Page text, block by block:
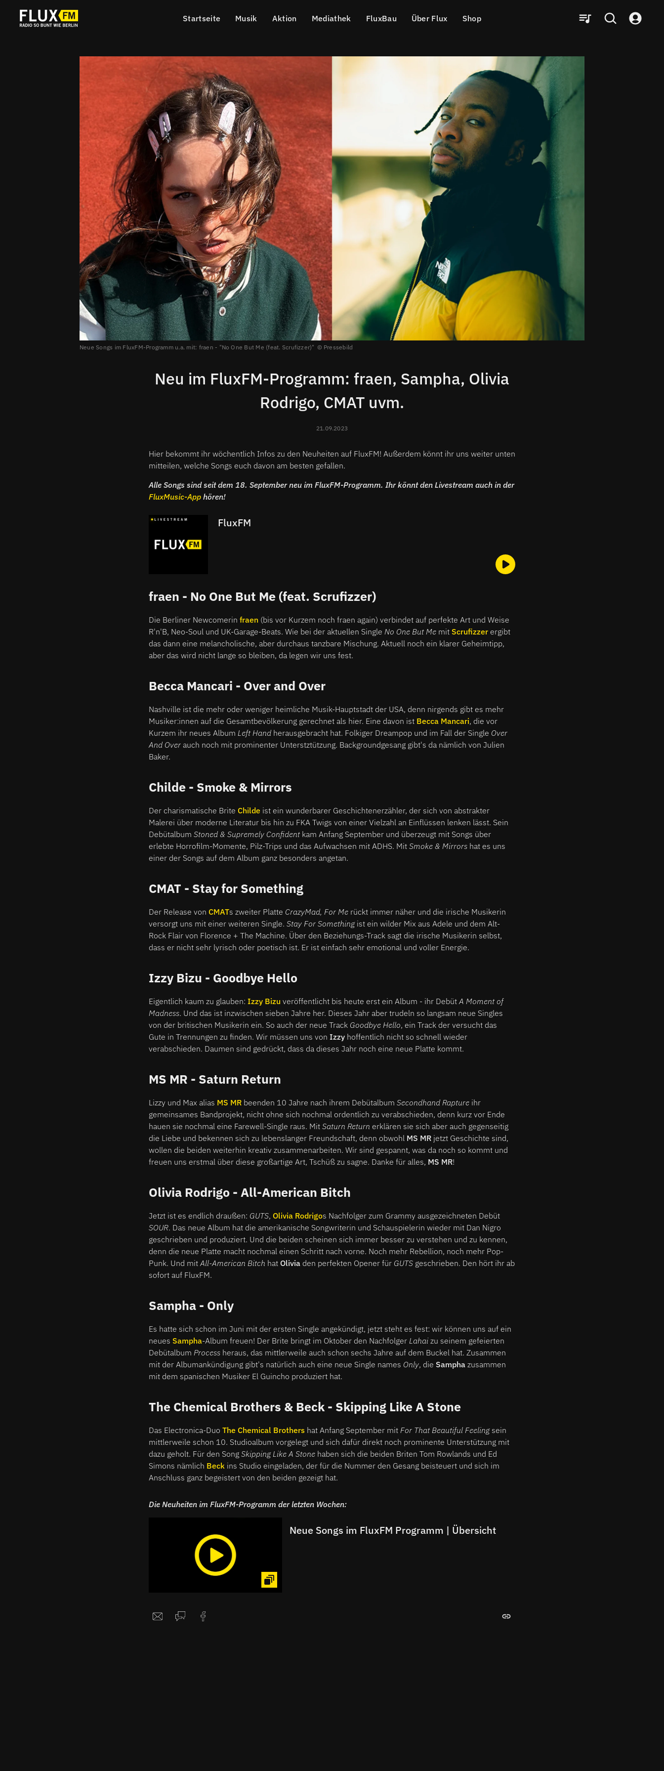
Startseite Musik Aktion Mediathek FluxBau Über Flux Shop
Neue Songs im FluxFM-Programm u.a. mit: fraen - "No One But Me (feat. Scrufizzer)" Pressebild
Neu im FluxFM-Programm: fraen, Sampha, Olivia
Rodrigo, CMAT uvm.
21.09.2023
Hier bekommt ihr wöchentlich Infos zu den Neuheiten auf FluxFM! Außerdem könnt ihr uns weiter unten
mitteilen, welche Songs euch davon am besten gefallen.
Alle Songs sind seit dem 18. September neu im FluxFM-Programm. Ihr könnt den Livestream auch in der
FluxMusic-App hören!
FluxFM
fraen - No One But Me (feat. Scrufizzer)
Die Berliner Newcomerin fraen (bis vor Kurzem noch fraen again) verbindet auf perfekte Art und Weise
R'n'B, Neo-Soul und UK-Garage-Beats. Wie bei der aktuellen Single No One But Me mit Scrufizzer ergibt
das dann eine melancholische, aber durchaus tanzbare Mischung. Aktuell noch ein klarer Geheimtipp,
aber das wird nicht lange so bleiben, da legen wir uns fest.
Becca Mancari - Over and Over
Nashville ist die mehr oder weniger heimliche Musik-Hauptstadt der USA, denn nirgends gibt es mehr
Musiker:innen auf die Gesamtbevölkerung gerechnet als hier. Eine davon ist Becca Mancari, die vor
Kurzem ihr neues Album Left Hand herausgebracht hat. Folkiger Dreampop und im Fall der Single Over
And Over auch noch mit prominenter Unterstztützung. Backgroundgesang gibt's da nämlich von Julien
Baker.
Childe - Smoke & Mirrors
Der charismatische Brite Childe ist ein wunderbarer Geschichtenerzähler, der sich von abstrakter
Malerei über moderne Literatur bis hin zu FKA Twigs von einer Vielzahl an Einflüssen lenken lässt. Sein
Debütalbum Stoned & Supremely Confidentkam Anfang September und überzeugt mit Songs über
erlebte Horrofilm-Momente, Pilz-Trips und das Aufwachsen mit ADHS. Mit Smoke & Mirrors hat es uns
einer der Songs auf dem Album ganz besonders angetan.
CMAT - Stay for Something
Der Release von CMATs zweiter Platte CrazyMad, For Me rückt immer näher und die irische Musikerin
versorgt uns mit einer weiteren Single. Stay For Something ist ein wilder Mix aus Adele und dem Alt-
Rock Flair von Florence + The Machine. Über den Beziehungs-Track sagt die irische Musikerin selbst,
dass er nicht sehr lyrisch oder poetisch ist. Er ist einfach sehr emotional und voller Energie.
Izzy Bizu - Goodbye Hello
Eigentlich kaum zu glauben: Izzy Bizu veröffentlicht bis heute erst ein Album - ihr Debüt A Moment of
Madness. Und das ist inzwischen sieben Jahre her. Dieses Jahr aber trudeln so langsam neue Singles
von der britischen Musikerin ein. So auch der neue Track Goodbye Hello, ein Track der versucht das
Gute in Trennungen zu finden. Wir müssen uns von Izzy hoffentlich nicht so schnell wieder
verabschieden. Daumen sind gedrückt, dass da dieses Jahr noch eine neue Platte kommt.
MS MR - Saturn Return
Lizzy und Max alias MS MR beenden 10 Jahre nach ihrem Debütalbum Secondhand Rapture ihr
gemeinsames Bandprojekt, nicht ohne sich nochmal ordentlich zu verabschieden, denn kurz vor Ende
hauen sie nochmal eine Farewell-Single raus. Mit Saturn Return erklären sie sich aber auch gegenseitig
die Liebe und bekennen sich zu lebenslanger Freundschaft, denn obwohl MS MR jetzt Geschichte sind,
wollen die beiden weiterhin kreativ zusammenarbeiten. Wir sind gespannt, was da noch so kommt und
freuen uns erstmal über diese großartige Art, Tschüß zu sagne. Danke für alles, MS MR!
Olivia Rodrigo - All-American Bitch
Jetzt ist es endlich draußen: GUTS, Olivia Rodrigos Nachfolger zum Grammy ausgezeichneten Debüt
SOUR. Das neue Album hat die amerikanische Songwriterin und Schauspielerin wieder mit Dan Nigro
geschrieben und produziert. Und die beiden scheinen sich immer besser zu verstehen und zu kennen,
denn die neue Platte macht nochmal einen Schritt nach vorne. Noch mehr Rebellion, noch mehr Pop-
Punk. Und mit All-American Bitch hat Olivia den perfekten Opener für GUTS geschrieben. Den hört ihr ab
sofort auf FluxFM.
Sampha - Only
Es hatte sich schon im Juni mit der ersten Single angekündigt, jetzt steht es fest: wir können uns auf ein
neues Sampha-Album freuen! Der Brite bringt im Oktober den Nachfolger Lahai zu seinem gefeierten
Debütalbum Process heraus, das mittlerweile auch schon sechs Jahre auf dem Buckel hat. Zusammen
mit der Albumankündigung gibt's natürlich auch eine neue Single names Only, die Sampha zusammen
mit dem spanischen Musiker El Guincho produziert hat.
The Chemical Brothers & Beck - Skipping Like A Stone
Das Electronica-Duo The Chemical Brothers hat Anfang September mit For That Beautiful Feelingsein
mittlerweile schon 10. Studioalbum vorgelegt und sich dafür direkt noch prominente Unterstützung mit
dazu geholt. Für den Song Skipping Like A Stone haben sich die beiden Briten Tom Rowlands und Ed
Simons nämlich Beck ins Studio eingeladen, der für die Nummer den Gesang beisteuert und sich im
Anschluss ganz begeistert von den beiden gezeigt hat.
Die Neuheiten im FluxFM-Programm der letzten Wochen:
Neue Songs im FluxFM Programm | Übersicht